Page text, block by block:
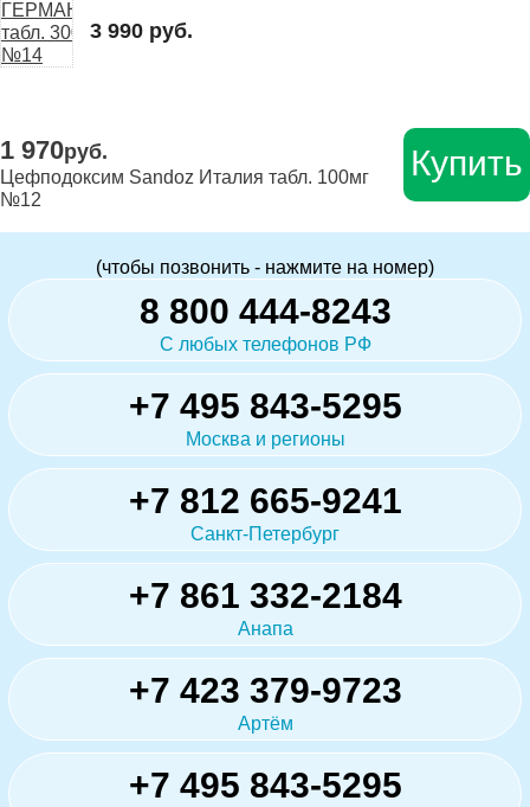
3 990 руб.
1 970руб.
Цефподоксим Sandoz Италия табл. 100мг
№12
Купить
(чтобы позвонить - нажмите на номер)
8 800 444-8243
С любых телефонов РФ
+7 495 843-5295
Москва и регионы
+7 812 665-9241
Санкт-Петербург
+7 861 332-2184
Анапа
+7 423 379-9723
Артём
+7 495 843-5295